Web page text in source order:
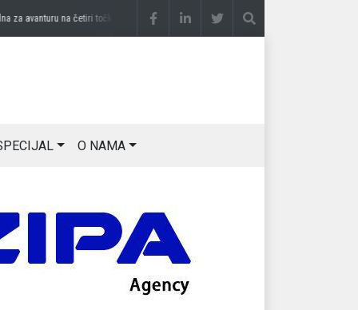
na četiri točka prije 3 sedmice DRAGAN OSTOJIĆ: Moj karakter je iskovan
O NAMA